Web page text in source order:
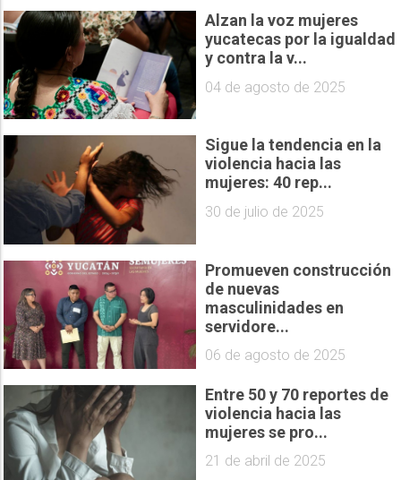
Alzan la voz mujeres
yucatecas por la igualdad
y contra la v...
04 de agosto de 2025
Sigue la tendencia en la
violencia hacia las
mujeres: 40 rep...
30 de julio de 2025
Promueven construcción
de nuevas
masculinidades en
servidore...
06 de agosto de 2025
Entre 50 y 70 reportes de
violencia hacia las
mujeres se pro...
21 de abril de 2025